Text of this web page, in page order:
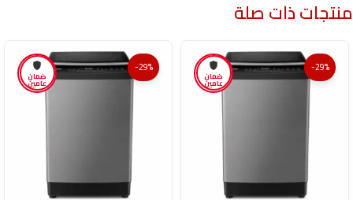
منتجات ذات صلة
ضمان
عامين
-29%
ضمان
عامين
-29%